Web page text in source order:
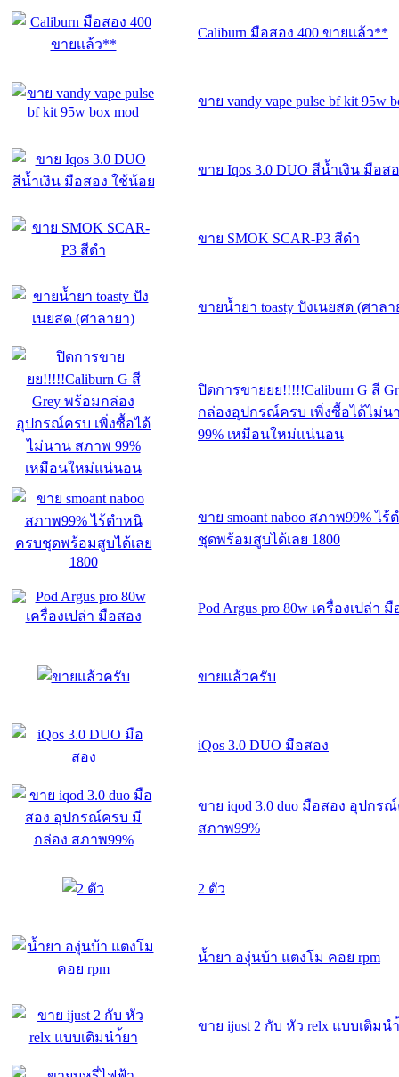
Caliburn มือสอง 400 ขายเเล้ว**
ขาย vandy vape pulse bf kit 95w
ขาย Iqos 3.0 DUO สีน้ำเงิน มือส
ขาย SMOK SCAR-P3 สีดำ
ขายน้ำยา toasty ปังเนยสด (ศาลา
ปิดการขายยย!!!!!Caliburn G สี
กล่องอุปกรณ์ครบ เพิ่งซื้อได้ไม่น
99% เหมือนใหม่แน่นอน
ขาย smoant naboo สภาพ99% ไ
ชุดพร้อมสูบได้เลย 1800
Pod Argus pro 80w เครื่องเปล่า
ขายแล้วครับ
iQos 3.0 DUO มือสอง
ขาย iqod 3.0 duo มือสอง อุปกร
สภาพ99%
2 ตัว
น้ำยา องุ่นบ้า แตงโม คอย rpm
ขาย ijust 2 กับ หัว relx แบบเติมน